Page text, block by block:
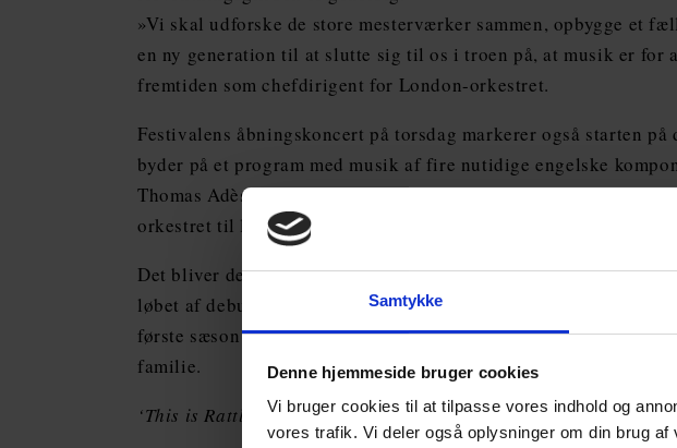
Samtykke
Denne hjemmeside bruger cookies
Vi bruger cookies til at tilpasse vores indhold og
vores trafik. Vi deler også oplysninger om din brug
»Vi skal udforske de store mesterværker sammen, opbygge et
en ny generation til at slutte sig til os i troen på, at musik er for
fremtiden som chefdirigent for London-orkestret.
Festivalens åbningskoncert på torsdag markerer også starten på
byder på et program med musik af fire nutidige engelske
Thomas Adès’ ‘Asyla’ og uropførelse af Helen Grimes
orkestret til lejligheden.
Det bliver den første af i alt 10 koncerter med Rattle på podiet
løbet af debutåret. Det næste år frem vil han havde
første sæson i London og den sidste i Berlin, hvor han i øvrigt
familie.
‘This is Rattle’ løber fra 14.-24. september og bliver